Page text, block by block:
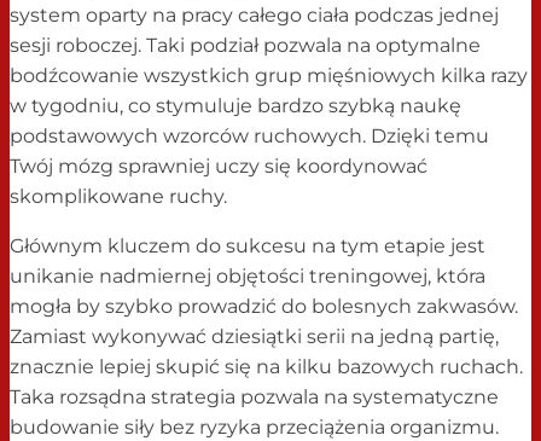
system oparty na pracy całego ciała podczas jednej
sesji roboczej. Taki podział pozwala na optymalne
bodźcowanie wszystkich grup mięśniowych kilka razy
w tygodniu, co stymuluje bardzo szybką naukę
podstawowych wzorców ruchowych. Dzięki temu
Twój mózg sprawniej uczy się koordynować
skomplikowane ruchy.
Głównym kluczem do sukcesu na tym etapie jest
unikanie nadmiernej objętości treningowej, która
mogła by szybko prowadzić do bolesnych zakwasów.
Zamiast wykonywać dziesiątki serii na jedną partię,
znacznie lepiej skupić się na kilku bazowych ruchach.
Taka rozsądna strategia pozwala na systematyczne
budowanie siły bez ryzyka przeciążenia organizmu.